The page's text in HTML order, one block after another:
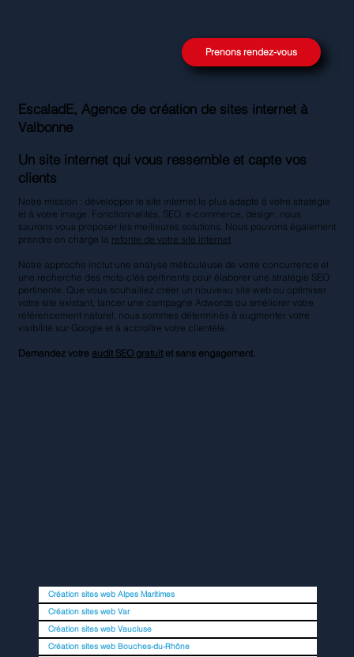
Prenons rendez-vous
EscaladE, Agence de création de sites internet à
Valbonne
Un site internet qui vous ressemble et capte vos
clients
Notre mission : développer le site internet le plus adapté à votre stratégie
et à votre image. Fonctionnalités, SEO, e-commerce, design, nous
saurons vous proposer les meilleures solutions. Nous pouvons également
prendre en charge la refonte de votre site internet
Notre approche inclut une analyse méticuleuse de votre concurrence et
une recherche des mots-clés pertinents pour élaborer une stratégie SEO
pertinente. Que vous souhaitiez créer un nouveau site web ou optimiser
votre site existant, lancer une campagne Adwords ou améliorer votre
référencement naturel, nous sommes déterminés à augmenter votre
visibilité sur Google et à accroître votre clientèle.
Demandez votre audit SEO gratuit et sans engagement.
Création sites web Alpes Maritimes
Création sites web Var
Création sites web Vaucluse
Création sites web Bouches-du-Rhône